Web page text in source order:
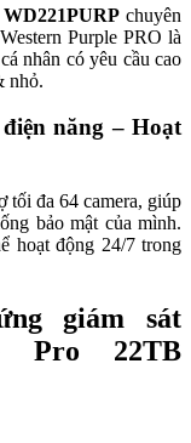
chuyên
Purple PRO là
nhân có yêu cầu cao
nhỏ.
năng – Hoạt
tối đa 64 camera, giúp
bảo mật của mình.
hoạt động 24/7 trong
giám sát
Pro 22TB